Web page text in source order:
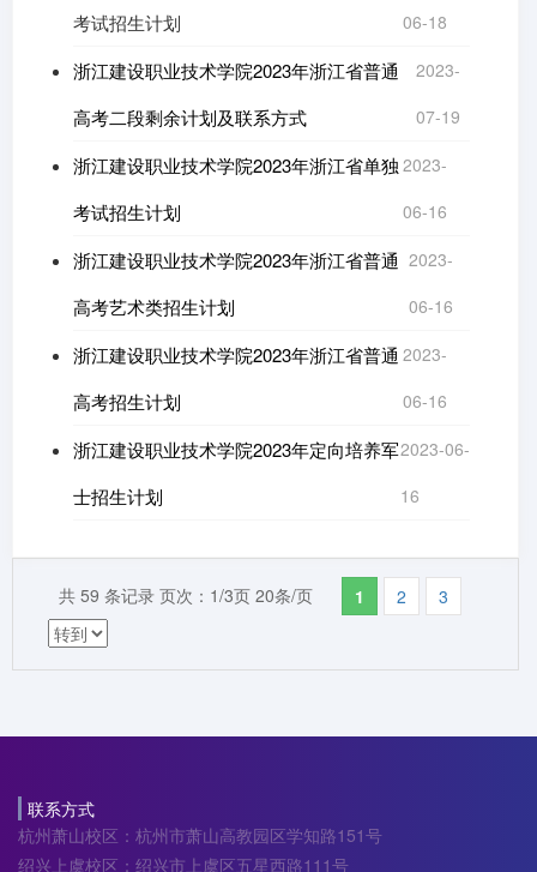
考试招生计划
06-18
浙江建设职业技术学院2023年浙江省普通
高考二段剩余计划及联系方式
2023-
07-19
浙江建设职业技术学院2023年浙江省单独
考试招生计划
2023-
06-16
浙江建设职业技术学院2023年浙江省普通
高考艺术类招生计划
2023-
06-16
浙江建设职业技术学院2023年浙江省普通
高考招生计划
2023-
06-16
浙江建设职业技术学院2023年定向培养军
士招生计划
2023-06-
16
共 59 条记录 页次：1/3页 20条/页 1 2 3
联系方式
杭州萧山校区：杭州市萧山高教园区学知路151号
绍兴上虞校区：绍兴市上虞区五星西路111号